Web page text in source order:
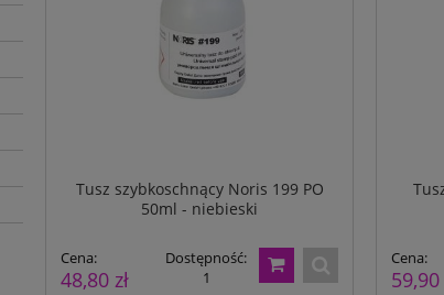
Tusz szybkoschnący Noris 199 PO
50ml - niebieski
Cena:
48,80 zł
Dostępność:
1
Cena:
59,90